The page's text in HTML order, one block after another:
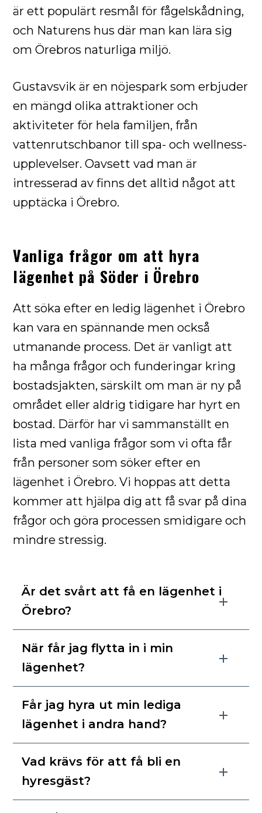
är ett populärt resmål för fågelskådning,
och Naturens hus där man kan lära sig
om Örebros naturliga miljö.
Gustavsvik är en nöjespark som erbjuder
en mängd olika attraktioner och
aktiviteter för hela familjen, från
vattenrutschbanor till spa- och wellness-
upplevelser. Oavsett vad man är
intresserad av finns det alltid något att
upptäcka i Örebro.
Vanliga frågor om att hyra
lägenhet på Söder i Örebro
Att söka efter en ledig lägenhet i Örebro
kan vara en spännande men också
utmanande process. Det är vanligt att
ha många frågor och funderingar kring
bostadsjakten, särskilt om man är ny på
området eller aldrig tidigare har hyrt en
bostad. Därför har vi sammanställt en
lista med vanliga frågor som vi ofta får
från personer som söker efter en
lägenhet i Örebro. Vi hoppas att detta
kommer att hjälpa dig att få svar på dina
frågor och göra processen smidigare och
mindre stressig.
Är det svårt att få en lägenhet i
Örebro?
När får jag flytta in i min
lägenhet?
Får jag hyra ut min lediga
lägenhet i andra hand?
Vad krävs för att få bli en
hyresgäst?